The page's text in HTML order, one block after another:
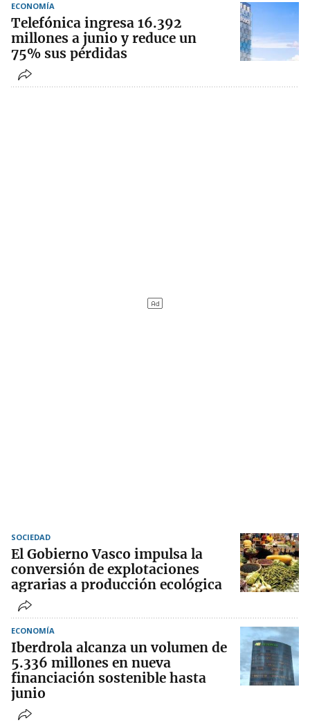
ECONOMÍA
Telefónica ingresa 16.392
millones a junio y reduce un
75% sus pérdidas
SOCIEDAD
El Gobierno Vasco impulsa la
conversión de explotaciones
agrarias a producción ecológica
ECONOMÍA
Iberdrola alcanza un volumen de
5.336 millones en nueva
financiación sostenible hasta
junio